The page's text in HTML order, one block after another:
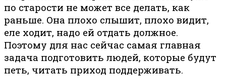
по старости не может все делать, как
раньше. Она плохо слышит, плохо видит,
еле ходит, надо ей отдать должное.
Поэтому для нас сейчас самая главная
задача подготовить людей, которые будут
петь, читать приход поддерживать.